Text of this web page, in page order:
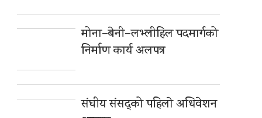
मोना–बेनी–लभ्लीहिल पदमार्गको
निर्माण कार्य अलपत्र
संघीय संसद्को पहिलाे अधिवेशन